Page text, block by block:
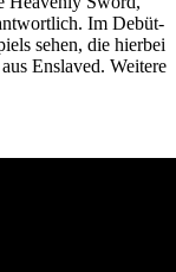
Im Debüt-
sehen, die hierbei
Enslaved. Weitere